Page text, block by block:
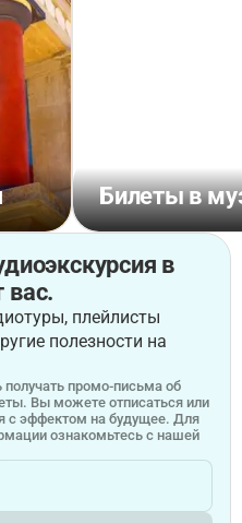
Билеты в
в
плейлисты
полезности на
промо-письма об
Вы можете отписаться или
с эффектом на будущее. Для
ознакомьтесь с нашей